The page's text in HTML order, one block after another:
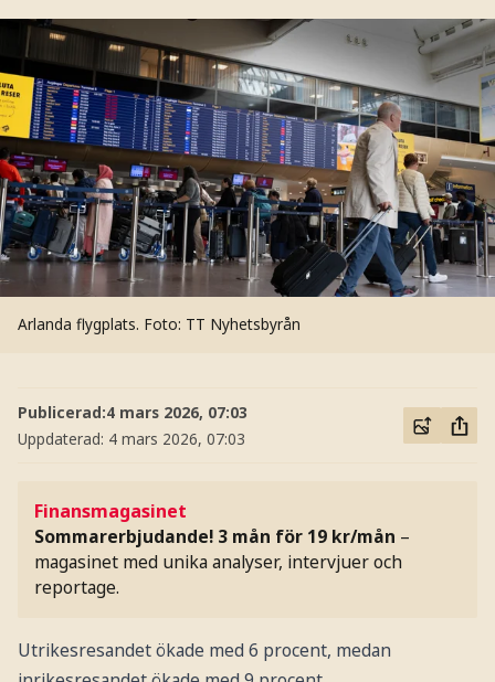
Arlanda flygplats. Foto: TT Nyhetsbyrån
Publicerad:4 mars 2026, 07:03
Uppdaterad: 4 mars 2026, 07:03
Finansmagasinet
Sommarerbjudande! 3 mån för 19 kr/mån –
magasinet med unika analyser, intervjuer och
reportage.
Utrikesresandet ökade med 6 procent, medan